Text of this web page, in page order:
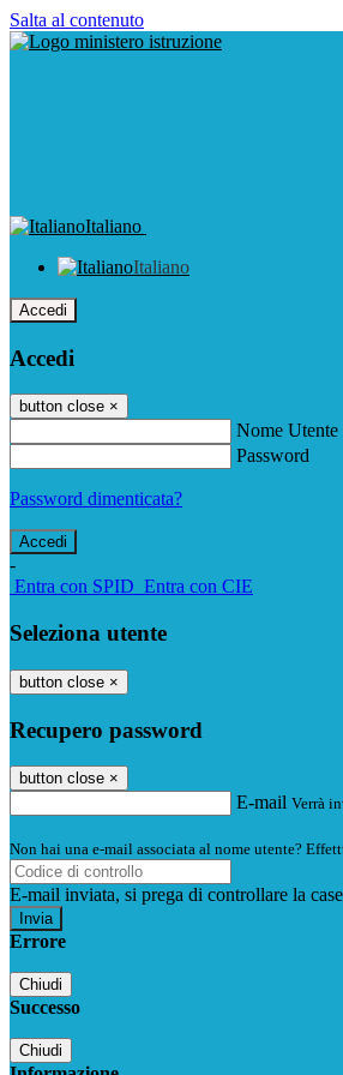
Salta al contenuto
Italiano
Italiano
Accedi
Accedi
button close ×
Nome Utente
Password
Password dimenticata?
-
Entra con SPID Entra con CIE
Seleziona utente
button close ×
Recupero password
button close ×
E-mail Verrà
Non hai una e-mail associata al nome utente?
E-mail inviata, si prega di controllare la
Errore
Chiudi
Successo
Chiudi